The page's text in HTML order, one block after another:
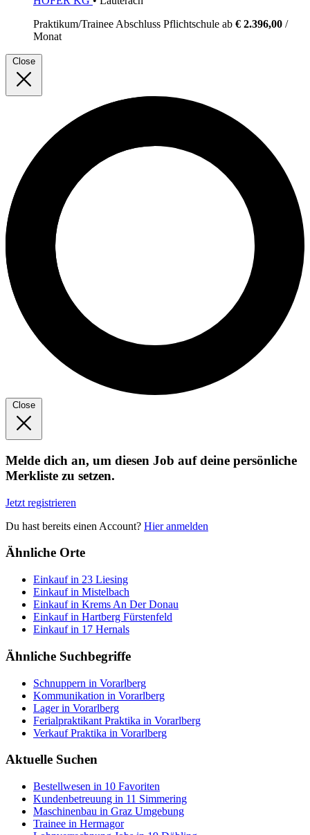
Praktikum/Trainee Abschluss Pflichtschule ab € 2.396,00 /
Monat
Close
Close
Melde dich an, um diesen Job auf deine persönliche
Merkliste zu setzen.
Jetzt registrieren
Du hast bereits einen Account? Hier anmelden
Ähnliche Orte
Einkauf in 23 Liesing
Einkauf in Mistelbach
Einkauf in Krems An Der Donau
Einkauf in Hartberg Fürstenfeld
Einkauf in 17 Hernals
Ähnliche Suchbegriffe
Schnuppern in Vorarlberg
Kommunikation in Vorarlberg
Lager in Vorarlberg
Ferialpraktikant Praktika in Vorarlberg
Verkauf Praktika in Vorarlberg
Aktuelle Suchen
Bestellwesen in 10 Favoriten
Kundenbetreuung in 11 Simmering
Maschinenbau in Graz Umgebung
Trainee in Hermagor